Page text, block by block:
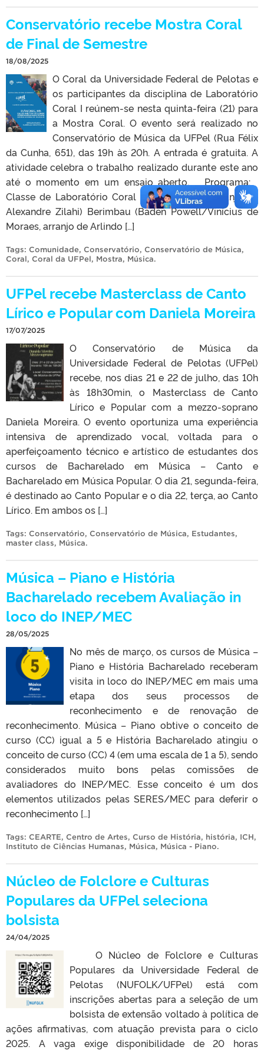
Conservatório recebe Mostra Coral
de Final de Semestre
18/08/2025
O Coral da Universidade Federal de Pelotas e
os participantes da disciplina de Laboratório
Coral I reúnem-se nesta quinta-feira (21) para
a Mostra Coral. O evento será realizado no
Conservatório de Música da UFPel (Rua Félix
da Cunha, 651), das 19h às 20h. A entrada é gratuita. A
atividade celebra o trabalho realizado durante este ano
até o momento em um ensaio aberto. Programa:
Classe de Laboratório Coral Sina (Djavan, arranjo de
Alexandre Zilahi) Berimbau (Baden Powell/Vinícius de
Moraes, arranjo de Arlindo […]
Tags: Comunidade, Conservatório, Conservatório de Música,
Coral, Coral da UFPel, Mostra, Música.
UFPel recebe Masterclass de Canto
Lírico e Popular com Daniela Moreira
17/07/2025
O Conservatório de Música da
Universidade Federal de Pelotas (UFPel)
recebe, nos dias 21 e 22 de julho, das 10h
às 18h30min, o Masterclass de Canto
Lírico e Popular com a mezzo-soprano
Daniela Moreira. O evento oportuniza uma experiência
intensiva de aprendizado vocal, voltada para o
aperfeiçoamento técnico e artístico de estudantes dos
cursos de Bacharelado em Música – Canto e
Bacharelado em Música Popular. O dia 21, segunda-feira,
é destinado ao Canto Popular e o dia 22, terça, ao Canto
Lírico. Em ambos os […]
Tags: Conservatório, Conservatório de Música, Estudantes,
master class, Música.
Música – Piano e História
Bacharelado recebem Avaliação in
loco do INEP/MEC
28/05/2025
No mês de março, os cursos de Música –
Piano e História Bacharelado receberam
visita in loco do INEP/MEC em mais uma
etapa dos seus processos de
reconhecimento e de renovação de
reconhecimento. Música – Piano obtive o conceito de
curso (CC) igual a 5 e História Bacharelado atingiu o
conceito de curso (CC) 4 (em uma escala de 1 a 5), sendo
considerados muito bons pelas comissões de
avaliadores do INEP/MEC. Esse conceito é um dos
elementos utilizados pelas SERES/MEC para deferir o
reconhecimento […]
Tags: CEARTE, Centro de Artes, Curso de História, história, ICH,
Instituto de Ciências Humanas, Música, Música - Piano.
Núcleo de Folclore e Culturas
Populares da UFPel seleciona
bolsista
24/04/2025
O Núcleo de Folclore e Culturas
Populares da Universidade Federal de
Pelotas (NUFOLK/UFPel) está com
inscrições abertas para a seleção de um
bolsista de extensão voltado à política de
ações afirmativas, com atuação prevista para o ciclo
2025. A vaga exige disponibilidade de 20 horas